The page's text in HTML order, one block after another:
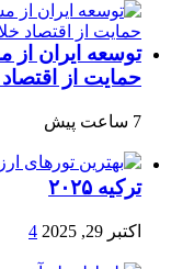
توسعه ایران
حمایت از
7 ساعت پیش
ترکیه ۲۰۲۵
اکتبر 29, 2025 4